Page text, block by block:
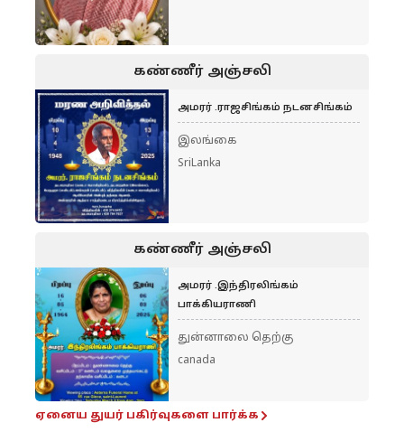
கண்ணீர் அஞ்சலி
அமரர் .ராஜசிங்கம் நடனசிங்கம்
இலங்கை
SriLanka
கண்ணீர் அஞ்சலி
அமரர் .இந்திரலிங்கம்
பாக்கியராணி
துன்னாலை தெற்கு
canada
ஏனைய துயர் பகிர்வுகளை பார்க்க